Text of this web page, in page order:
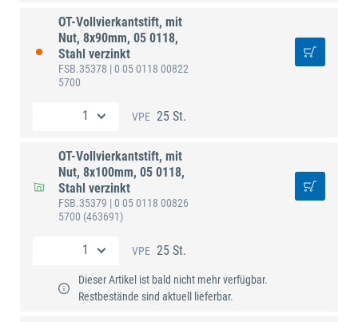
OT-Vollvierkantstift, mit
Nut, 8x90mm, 05 0118,
Stahl verzinkt
FSB.35378 | 0 05 0118 00822
5700
VPE 25 St.
OT-Vollvierkantstift, mit
Nut, 8x100mm, 05 0118,
Stahl verzinkt
FSB.35379 | 0 05 0118 00826
5700 (463691)
VPE 25 St.
Dieser Artikel ist bald nicht mehr verfügbar.
Restbestände sind aktuell lieferbar.